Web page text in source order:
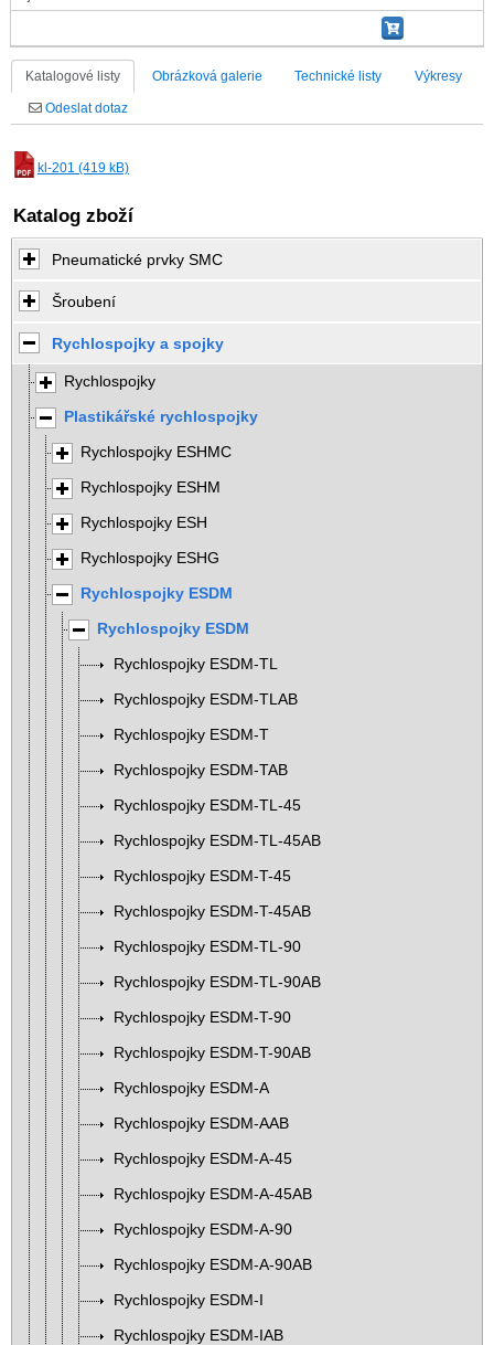
Katalogové listy Obrázková galerie Technické listy Výkresy
Odeslat dotaz
kl-201 (419 kB)
Katalog zboží
Pneumatické prvky SMC
Šroubení
Rychlospojky a spojky
Rychlospojky
Plastikářské rychlospojky
Rychlospojky ESHMC
Rychlospojky ESHM
Rychlospojky ESH
Rychlospojky ESHG
Rychlospojky ESDM
Rychlospojky ESDM
Rychlospojky ESDM-TL
Rychlospojky ESDM-TLAB
Rychlospojky ESDM-T
Rychlospojky ESDM-TAB
Rychlospojky ESDM-TL-45
Rychlospojky ESDM-TL-45AB
Rychlospojky ESDM-T-45
Rychlospojky ESDM-T-45AB
Rychlospojky ESDM-TL-90
Rychlospojky ESDM-TL-90AB
Rychlospojky ESDM-T-90
Rychlospojky ESDM-T-90AB
Rychlospojky ESDM-A
Rychlospojky ESDM-AAB
Rychlospojky ESDM-A-45
Rychlospojky ESDM-A-45AB
Rychlospojky ESDM-A-90
Rychlospojky ESDM-A-90AB
Rychlospojky ESDM-I
Rychlospojky ESDM-IAB